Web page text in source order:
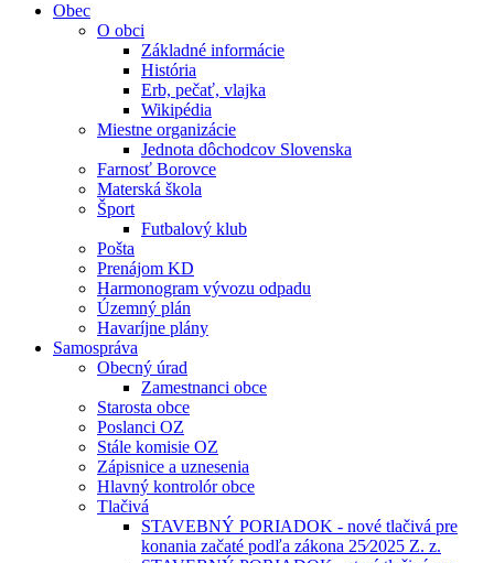
Obec
O obci
Základné informácie
História
Erb, pečať, vlajka
Wikipédia
Miestne organizácie
Jednota dôchodcov Slovenska
Farnosť Borovce
Materská škola
Šport
Futbalový klub
Pošta
Prenájom KD
Harmonogram vývozu odpadu
Územný plán
Havaríjne plány
Samospráva
Obecný úrad
Zamestnanci obce
Starosta obce
Poslanci OZ
Stále komisie OZ
Zápisnice a uznesenia
Hlavný kontrolór obce
Tlačivá
STAVEBNÝ PORIADOK - nové tlačivá pre
konania začaté podľa zákona 25⁄2025 Z. z.